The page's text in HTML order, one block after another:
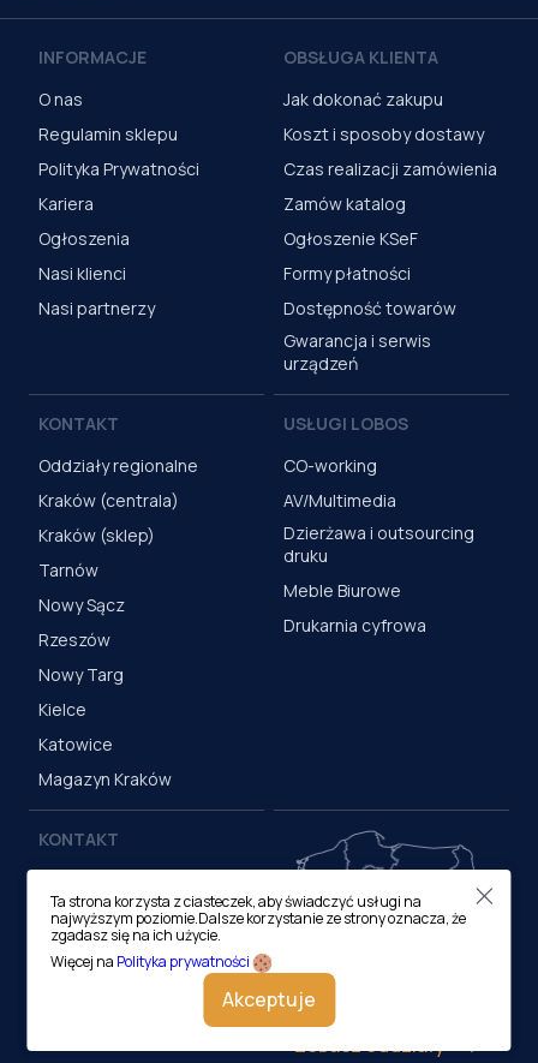
INFORMACJE
O nas
Regulamin sklepu
Polityka Prywatności
Kariera
Ogłoszenia
Nasi klienci
Nasi partnerzy
OBSŁUGA KLIENTA
Jak dokonać zakupu
Koszt i sposoby dostawy
Czas realizacji zamówienia
Zamów katalog
Ogłoszenie KSeF
Formy płatności
Dostępność towarów
Gwarancja i serwis
urządzeń
KONTAKT
Oddziały regionalne
Kraków (centrala)
Kraków (sklep)
Tarnów
Nowy Sącz
Rzeszów
Nowy Targ
Kielce
Katowice
Magazyn Kraków
USŁUGI LOBOS
CO-working
AV/Multimedia
Dzierżawa i outsourcing
druku
Meble Biurowe
Drukarnia cyfrowa
KONTAKT
ul. M. Medweckiego 17, 31-
870 Kraków
tel.:12 413 20 00
biuro@lobos.pl
Zobacz oddziały
Ta strona korzysta z ciasteczek, aby świadczyć usługi na
najwyższym poziomie.Dalsze korzystanie ze strony oznacza, że
zgadasz się na ich użycie.
Więcej na Polityka prywatności
Akceptuje